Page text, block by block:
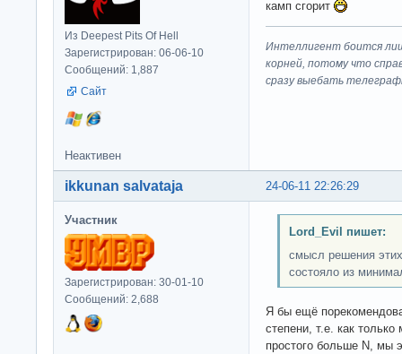
Из Deepest Pits Of Hell
Зарегистрирован: 06-06-10
Сообщений: 1,887
Сайт
камп сгорит
Интеллигент боится
корней, потому что
сразу выeбaть
Неактивен
24-06-11 22:26:29
ikkunan salvataja
Участник
Зарегистрирован: 30-01-10
Сообщений: 2,688
Lord_Evil пишет:
смысл решения
состояло из
Я бы ещё
степени, т.е. как
простого больше N, мы